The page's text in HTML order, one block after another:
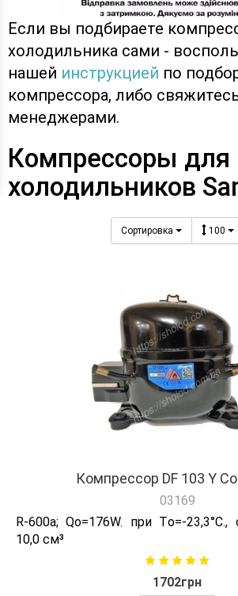
Если вы подбираете
холодильника сами -
нашей инструкцией по
компрессора, либо
менеджерами.
Компрессоры для
холодильников
Сортировка 100
Компрессор DF 103 Y
03169
R-600а; Qо=176W. при Tо=-
10,0 см³
1702грн